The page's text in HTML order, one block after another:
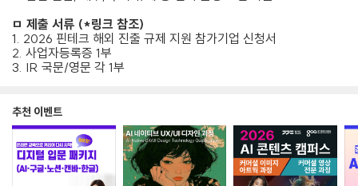
ㅁ 제출 서류 (*링크 참조)
1. 2026 핀테크 해외 진출 규제 지원 참가기업 신청서
2. 사업자등록증 1부
3. IR 국문/영문 각 1부
추천 이벤트